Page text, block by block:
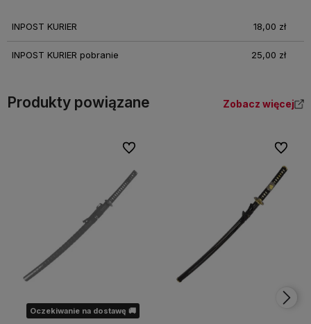
INPOST KURIER 18,00 zł
INPOST KURIER pobranie 25,00 zł
Produkty powiązane Zobacz więcej
Oczekiwanie na dostawę 🚚
Do ulubionych Do